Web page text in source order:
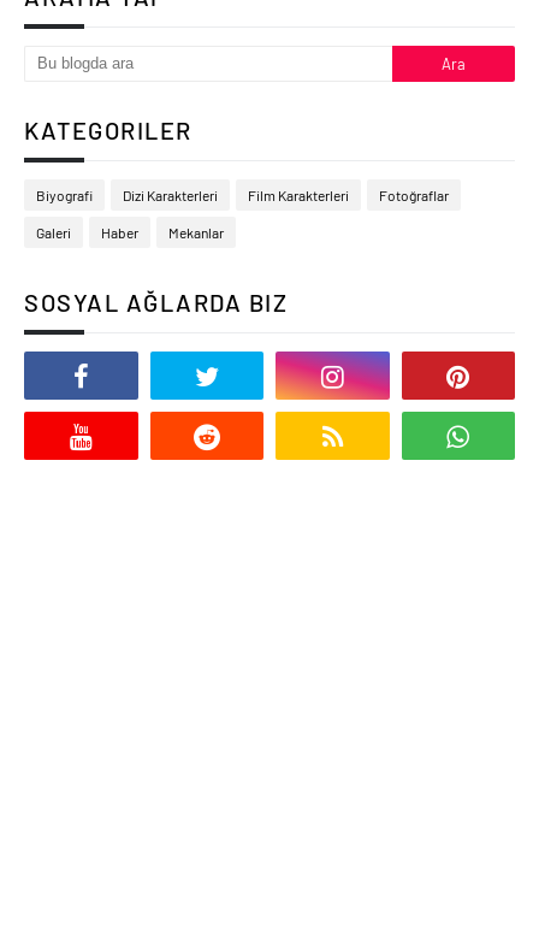
KATEGORILER
Biyografi Dizi Karakterleri Film Karakterleri Fotoğraflar
Galeri Haber Mekanlar
SOSYAL AĞLARDA BIZ